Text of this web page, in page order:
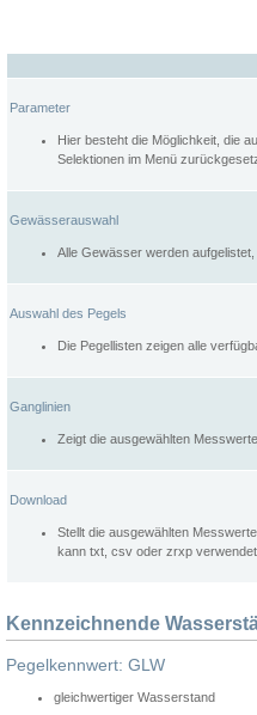
Parameter
Hier besteht die Möglichkeit, die
Selektionen im Menü
Gewässerauswahl
Alle Gewässer werden
Auswahl des Pegels
Die Pegellisten zeigen alle
Ganglinien
Zeigt die ausgewählten
Download
Stellt die ausgewählten
kann txt, csv oder zrxp
Kennzeichnende
Pegelkennwert: GLW
gleichwertiger Wasserstand